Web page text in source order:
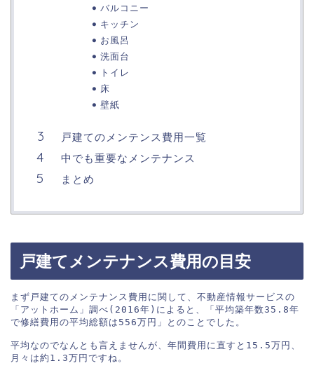
バルコニー
キッチン
お風呂
洗面台
トイレ
床
壁紙
戸建てのメンテンス費用一覧
中でも重要なメンテナンス
まとめ
戸建てメンテナンス費用の目安
まず戸建てのメンテナンス費用に関して、不動産情報サービスの
「アットホーム」調べ(2016年)によると、「平均築年数35.8年
で修繕費用の平均総額は556万円」とのことでした。
平均なのでなんとも言えませんが、年間費用に直すと15.5万円、
月々は約1.3万円ですね。